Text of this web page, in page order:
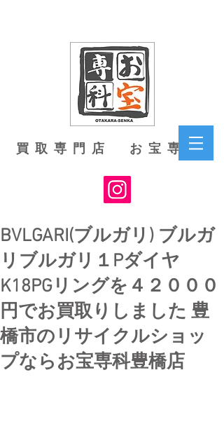
買取専門店 お宝専科
BVLGARI(ブルガリ) ブルガ
リブルガリ１Pダイヤ
K18PGリングを４２０００
円でお買取りしました 豊
橋市のリサイクルショッ
プならお宝専科豊橋店